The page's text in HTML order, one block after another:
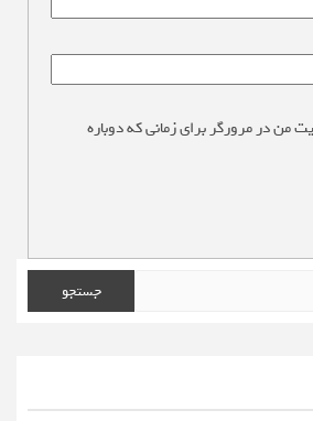
من در مرورگر برای زمانی که دوباره